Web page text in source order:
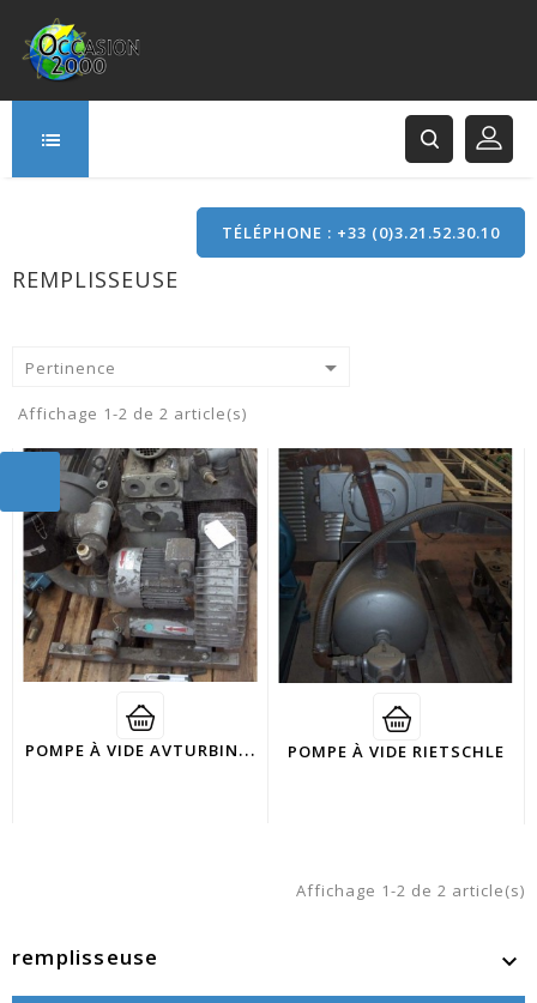
TÉLÉPHONE : +33 (0)3.21.52.30.10
REMPLISSEUSE
Pertinence 
Affichage 1-2 de 2 article(s)
P
OMPE À VIDE AVTURBINEXLL POMPE À VIDE RIETSCHLE
Affichage 1-2 de 2 article(s)
remplisseuse
